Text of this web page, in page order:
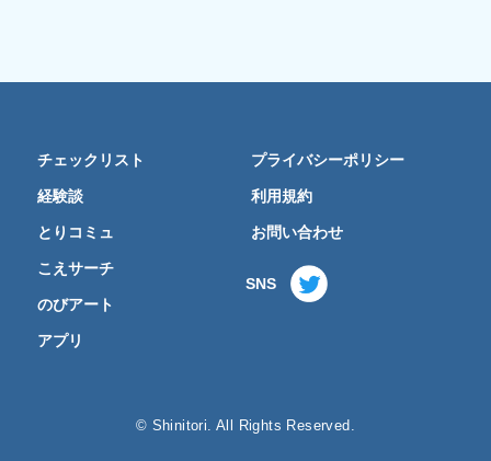
チェックリスト
経験談
とりコミュ
こえサーチ
のびアート
アプリ
プライバシーポリシー
利用規約
お問い合わせ
SNS
© Shinitori. All Rights Reserved.